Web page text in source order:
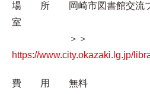
場 所 岡崎市図書館交流プ
室
＞＞
https://www.city.okazaki.lg.jp/
費 用 無料